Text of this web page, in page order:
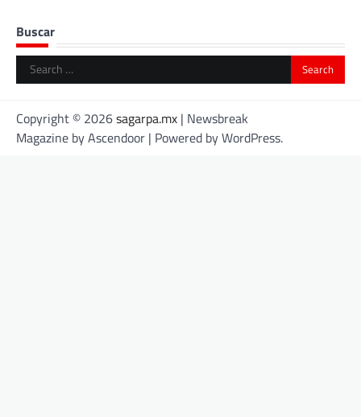
Buscar
Search
for:
Copyright © 2026sagarpa.mx | Newsbreak
Magazine byAscendoor | Powered byWordPress.